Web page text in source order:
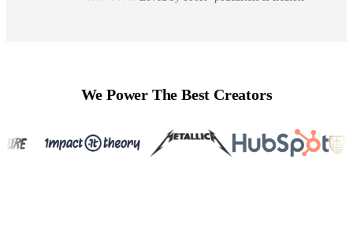
We Power The Best Creators